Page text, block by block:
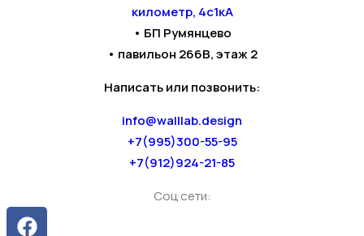
километр, 4с1кА
• БП Румянцево
• павильон 266В, этаж 2
Написать или позвонить:
info@walllab.design
+7(995)300-55-95
+7(912)924-21-85
Соц сети: